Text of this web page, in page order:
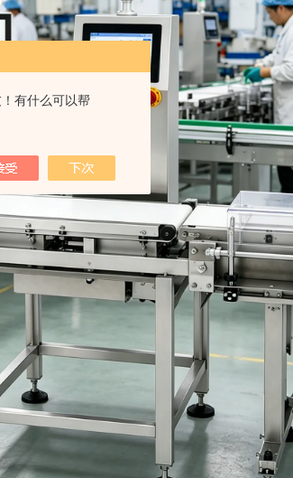
有什么可以帮